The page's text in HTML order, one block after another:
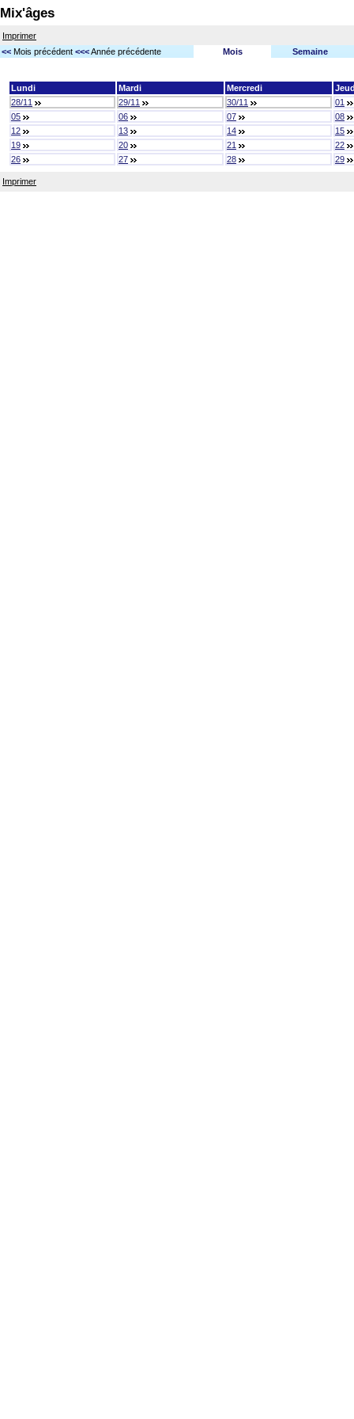
Mix'âges
Imprimer
<< Mois précédent <<<Année précédente Mois Semaine
Lundi Mardi Mercredi
28/11
29/11 30/11
01
05
06 07
08
12
13 14
15
19
20 21
22
26
27 28 29
Imprimer